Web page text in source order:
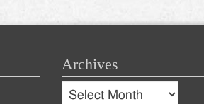
Archives
Archives